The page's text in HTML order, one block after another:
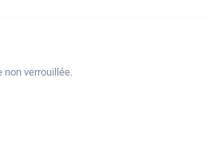
verrouillée.